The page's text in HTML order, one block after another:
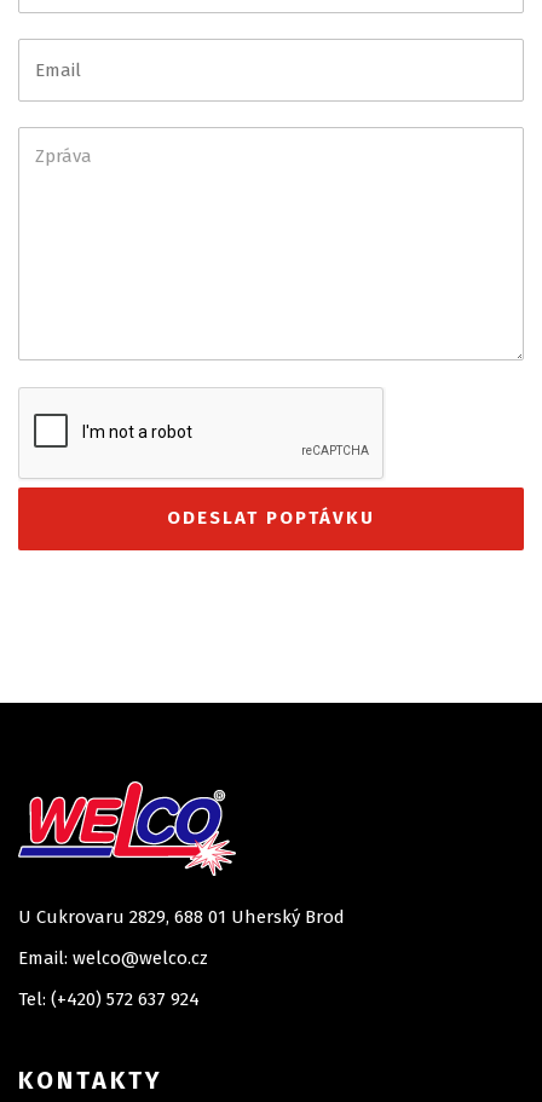
U Cukrovaru 2829, 688 01 Uherský Brod
Email: welco@welco.cz
Tel: (+420) 572 637 924
KONTAKTY